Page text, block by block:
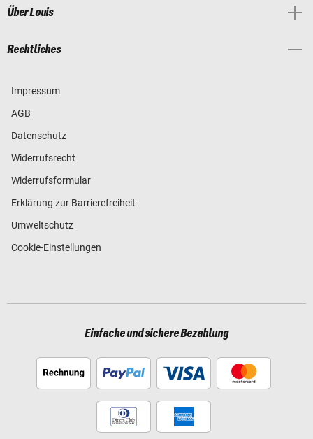
Über Louis
Rechtliches
Impressum
AGB
Datenschutz
Widerrufsrecht
Widerrufsformular
Erklärung zur Barrierefreiheit
Umweltschutz
Cookie-Einstellungen
Einfache und sichere Bezahlung